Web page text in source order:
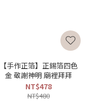
【手作正箔】正錫箔四色
金 敬謝神明 廟裡拜拜
NT$478
NT$480